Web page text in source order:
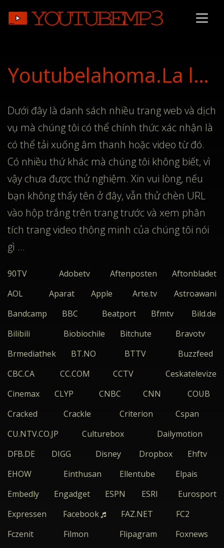
Youtubelahoma.La là công cụ chuyển đổi âm thanh video trực tuyến cuối cùng
Dưới đây là danh sách nhiều trang web và dịch
vụ mà chúng tôi có thể chính thức xác nhận là
có thể tải xuống âm thanh hoặc video từ đó.
Có nhiều thứ khác mà chúng tôi không biết, vì
vậy chưa được thử nghiệm. Xin vui lòng, nếu
bạn không thấy tên ở đây, vẫn thử chèn URL
vào hộp trắng trên trang trước và xem phân
tích trang video thông minh của chúng tôi nói
gì ...
90TV Adobetv Aftenposten
Aftonbladet
AOL
Aparat Apple Arte.tv
Astroawani
Bandcamp
BBC Beatport Bfmtv
Bild.de
Bilibili
Biobiochile Bitchute
Bravotv
Brmediathek
BT.NO BTTV
Buzzfeed
CBC.CA
CC.COM CCTV
Ceskatelevize
Cinemax
CLYP CNBC CNN
COUB
Cracked
Crackle Criterion
Cspan
CU.NTV.CO.JP
Culturebox
Dailymotion
DFB.DE
DIGG Disney Dropbox
Ehftv
EHOW
Einthusan Ellentube
Elpais
Embedly
Engadget ESPN ESRI
Eurosport
Expressen
Facebook FAZ.NET
FC2
Fczenit
Filmon Flipagram
Foxnews